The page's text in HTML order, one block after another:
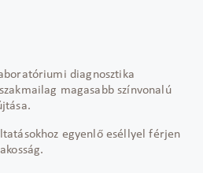
diagnosztika
magasabb színvonalú
egyenlő eséllyel férjen